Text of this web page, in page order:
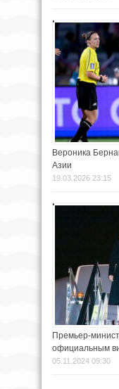
Вероника
Азии
19.03.2026 23:15
Премьер-
официальным
05.11.2024 09:30